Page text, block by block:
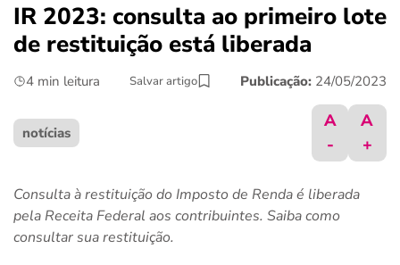
finanças
benefícios
crédito fácil
ferramentas
IR 2023: consulta ao primeiro lote
de restituição está liberada
4 min leitura Salvar artigo Publicação: 24/05/2023
notícias
A
-
A
+
Consulta à restituição do Imposto de Renda é liberada
pela Receita Federal aos contribuintes. Saiba como
consultar sua restituição.